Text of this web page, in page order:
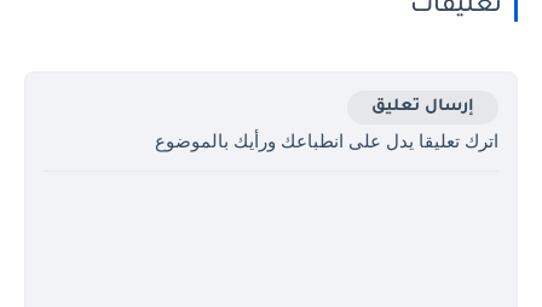
تعليقات
إرسال تعليق
اترك تعليقا يدل على انطباعك ورأيك بالموضوع